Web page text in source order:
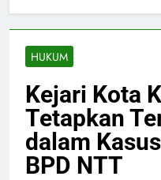
HUKUM
Kejari Kota
Tetapkan
dalam
BPD NTT